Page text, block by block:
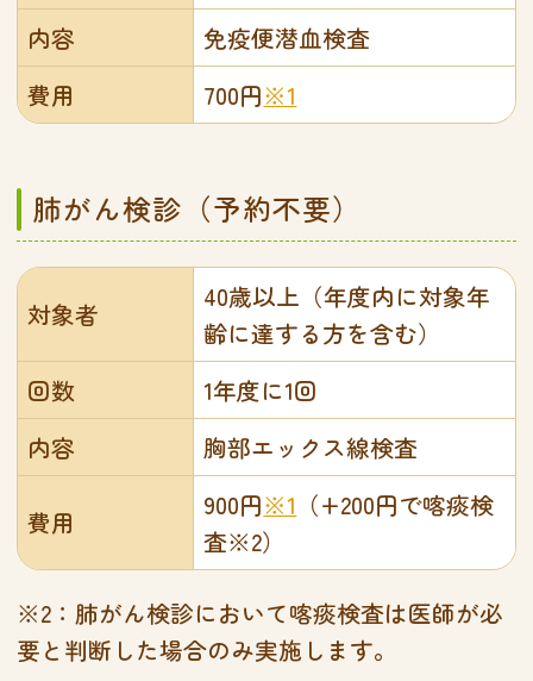
内容
免疫便潜血検査
費用
700円※1
肺がん検診（予約不要）
対象者
40歳以上（年度内に対象年
齢に達する方を含む）
回数
1年度に1回
内容
胸部エックス線検査
費用
900円※1 （+200円で喀痰検
査※2）
※2：肺がん検診において喀痰検査は医師が必
要と判断した場合のみ実施します。